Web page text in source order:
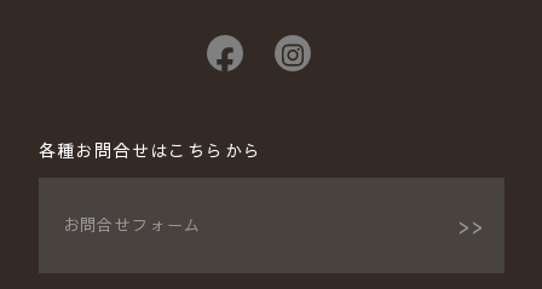
各種お問合せはこちらから
お問合せフォーム